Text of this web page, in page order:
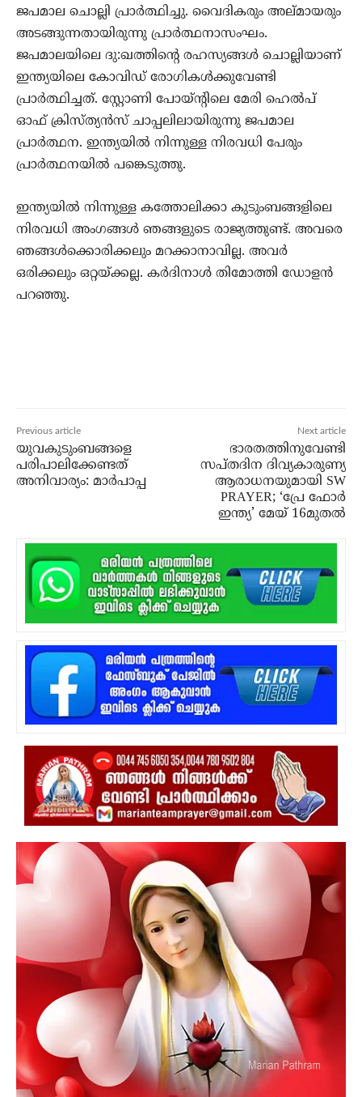
ജപമാല ചൊല്ലി പ്രാര്‍ത്ഥിച്ചു. വൈദികരും അല്മായരും
അടങ്ങുന്നതായിരുന്നു പ്രാര്‍ത്ഥനാസംഘം.
ജപമാലയിലെ ദു:ഖത്തിന്റെ രഹസ്യങ്ങള്‍ ചൊല്ലിയാണ്
ഇന്ത്യയിലെ കോവിഡ് രോഗികള്‍ക്കുവേണ്ടി
പ്രാര്‍ത്ഥിച്ചത്. സ്റ്റോണി പോയ്ന്റിലെ മേരി ഹെല്‍പ്
ഓഫ് ക്രിസ്ത്യന്‍സ് ചാപ്പലിലായിരുന്നു ജപമാല
പ്രാര്‍ത്ഥന. ഇന്ത്യയില്‍ നിന്നുള്ള നിരവധി പേരും
പ്രാര്‍ത്ഥനയില്‍ പങ്കെടുത്തു.
ഇന്ത്യയില്‍ നിന്നുള്ള കത്തോലിക്കാ കുടുംബങ്ങളിലെ
നിരവധി അംഗങ്ങള്‍ ഞങ്ങളുടെ രാജ്യത്തുണ്ട്. അവരെ
ഞങ്ങള്‍ക്കൊരിക്കലും മറക്കാനാവില്ല. അവര്‍
ഒരിക്കലും ഒറ്റയ്ക്കല്ല. കര്‍ദിനാള്‍ തിമോത്തി ഡോളന്‍
പറഞ്ഞു.
Previous article
യുവകുടുംബങ്ങളെ
പരിപാലിക്കേണ്ടത്
അനിവാര്യം: മാര്‍പാപ്പ
Next article
ഭാരതത്തിനുവേണ്ടി
സപ്തദിന ദിവ്യകാരുണ്യ
ആരാധനയുമായി SW
PRAYER; ‘പ്രേ ഫോർ
ഇന്ത്യ’ മേയ് 16മുതൽ